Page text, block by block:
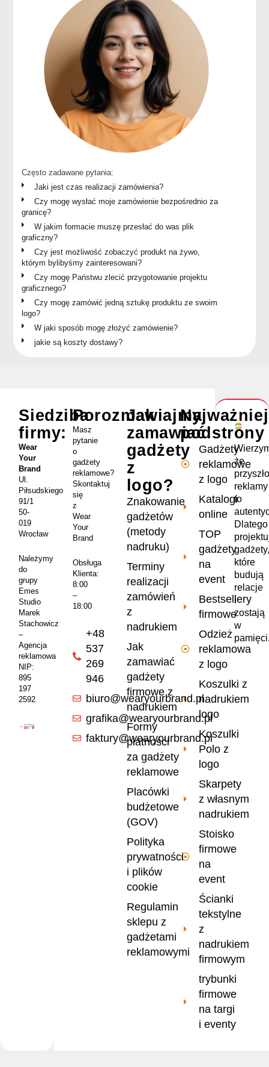
Często zadawane pytania:
Jaki jest czas realizacji zamówienia?
Czy mogę wysłać moje zamówienie bezpośrednio za
granicę?
W jakim formacie muszę przesłać do was plik
graficzny?
Czy jest możliwość zobaczyć produkt na żywo,
którym bylibyśmy zainteresowani?
Czy mogę Państwu zlecić przygotowanie projektu
graficznego?
Czy mogę zamówić jedną sztukę produktu ze swoim
logo?
W jaki sposób mogę złożyć zamówienie?
jakie są koszty dostawy?
że
reklamy
to
Dlatego
gadżety,
które
budują
relacje
i
zostają
w
podstrony
Gadżety
reklamowe
z logo
Katalogi
online
TOP
gadżety
na
event
Bestsellery
firmowe
Odzież
reklamowa
z logo
Koszulki z
nadrukiem
logo
Koszulki
Polo z
logo
Skarpety
z własnym
nadrukiem
Stoisko
firmowe
na
event
Ścianki
tekstylne
z
nadrukiem
firmowym
trybunki
firmowe
na targi
i eventy
Jak
zamawiać
gadżety
z
logo?
Znakowanie
gadżetów
(metody
nadruku)
Terminy
realizacji
zamówień
z
nadrukiem
Jak
zamawiać
gadżety
firmowe z
nadrukiem
Formy
płatności
za gadżety
reklamowe
Placówki
budżetowe
(GOV)
Polityka
prywatności
i plików
cookie
Regulamin
sklepu z
gadżetami
reklamowymi
Porozmawiajmy
Masz
pytanie
o
gadżety
reklamowe?
Skontaktuj
się
z
Wear
Your
Brand
Obsługa
Klienta:
8:00
–
18:00
+48
537
269
946
biuro@wearyourbrand.pl
grafika@wearyourbrand.pl
faktury@wearyourbrand.pl
Siedziba
firmy:
Wear
Your
Brand
Ul.
Piłsudskiego
91/1
50-
019
Wrocław
Należymy
do
grupy
Emes
Studio
Marek
Stachowicz
–
Agencja
reklamowa
NIP:
895
197
2592